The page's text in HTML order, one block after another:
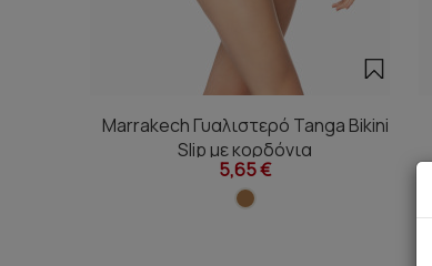
Marrakech Γυαλιστερό Tanga Bikini
Slip με κορδόνια
5,65 €